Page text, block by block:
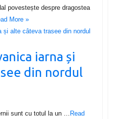
povestește despre dragostea
More »
iarna și
din nordul
sunt cu totul la un … Read